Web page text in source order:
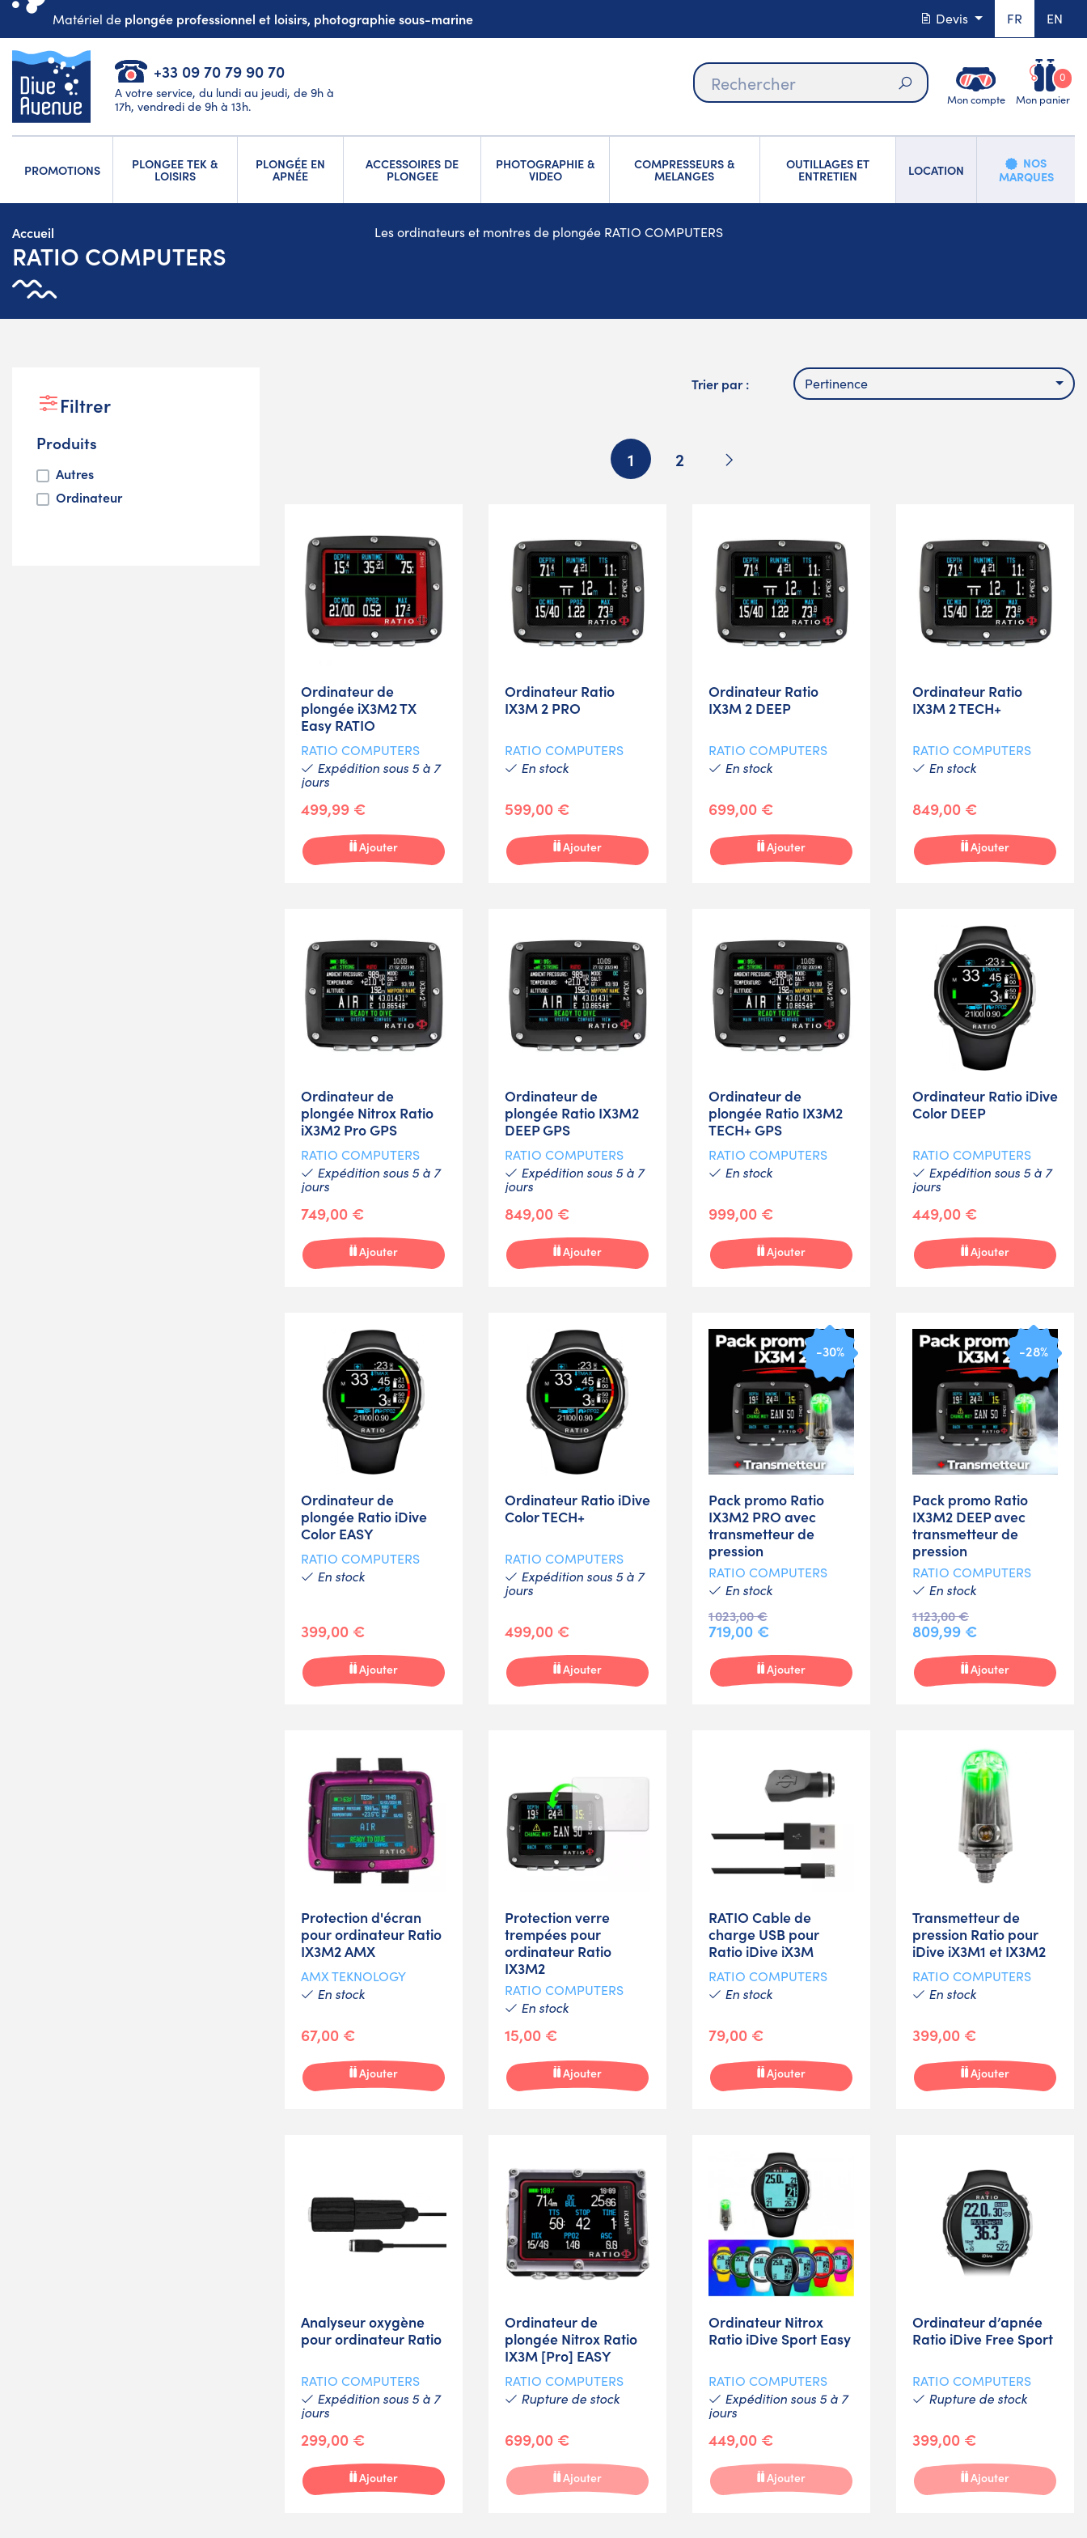
Matériel de plongée professionnel et loisirs, photographie sous-marine Devis FR EN
+33 09 70 79 90 70
A votre service, du lundi au jeudi, de 9h à
17h, vendredi de 9h à 13h.
Rechercher
Mon compte Mon panier
0
PROMOTIONS PLONGEE TEK &
LOISIRS
PLONGÉE EN
APNÉE
ACCESSOIRES DE
PLONGEE
PHOTOGRAPHIE &
VIDEO
COMPRESSEURS &
MELANGES
OUTILLAGES ET
ENTRETIEN LOCATION
NOS
MARQUES
Accueil
RATIO COMPUTERS
Les ordinateurs et montres de plongée RATIO COMPUTERS
Filtrer
Produits
Autres
Ordinateur
Trier par : Pertinence
1 2 Suivant
Ordinateur de
plongée iX3M2 TX
Easy RATIO
RATIO COMPUTERS
Expédition sous 5 à 7
jours
499,99 €
Ajouter
Ordinateur Ratio
IX3M 2 PRO
RATIO COMPUTERS
En stock
599,00 €
Ajouter
Ordinateur Ratio
IX3M 2 DEEP
RATIO COMPUTERS
En stock
699,00 €
Ajouter
Ordinateur Ratio
IX3M 2 TECH+
RATIO COMPUTERS
En stock
849,00 €
Ajouter
Ordinateur de
plongée Nitrox Ratio
iX3M2 Pro GPS
RATIO COMPUTERS
Expédition sous 5 à 7
jours
749,00 €
Ajouter
Ordinateur de
plongée Ratio IX3M2
DEEP GPS
RATIO COMPUTERS
Expédition sous 5 à 7
jours
849,00 €
Ajouter
Ordinateur de
plongée Ratio IX3M2
TECH+ GPS
RATIO COMPUTERS
En stock
999,00 €
Ajouter
Ordinateur Ratio iDive
Color DEEP
RATIO COMPUTERS
Expédition sous 5 à 7
jours
449,00 €
Ajouter
Ordinateur de
plongée Ratio iDive
Color EASY
RATIO COMPUTERS
En stock
399,00 €
Ajouter
Ordinateur Ratio iDive
Color TECH+
RATIO COMPUTERS
Expédition sous 5 à 7
jours
499,00 €
Ajouter
-30%
Pack promo Ratio
IX3M2 PRO avec
transmetteur de
pression
RATIO COMPUTERS
En stock
1 023,00 €
719,00 €
Ajouter
-28%
Pack promo Ratio
IX3M2 DEEP avec
transmetteur de
pression
RATIO COMPUTERS
En stock
1 123,00 €
809,99 €
Ajouter
Protection d'écran
pour ordinateur Ratio
IX3M2 AMX
AMX TEKNOLOGY
En stock
67,00 €
Ajouter
Protection verre
trempées pour
ordinateur Ratio
IX3M2
RATIO COMPUTERS
En stock
15,00 €
Ajouter
RATIO Cable de
charge USB pour
Ratio iDive iX3M
RATIO COMPUTERS
En stock
79,00 €
Ajouter
Transmetteur de
pression Ratio pour
iDive iX3M1 et IX3M2
RATIO COMPUTERS
En stock
399,00 €
Ajouter
Analyseur oxygène
pour ordinateur Ratio
RATIO COMPUTERS
Expédition sous 5 à 7
jours
299,00 €
Ajouter
Ordinateur de
plongée Nitrox Ratio
IX3M [Pro] EASY
RATIO COMPUTERS
Rupture de stock
699,00 €
Ajouter
Ordinateur Nitrox
Ratio iDive Sport Easy
RATIO COMPUTERS
Expédition sous 5 à 7
jours
449,00 €
Ajouter
Ordinateur d’apnée
Ratio iDive Free Sport
RATIO COMPUTERS
Rupture de stock
399,00 €
Ajouter